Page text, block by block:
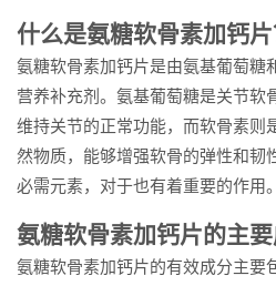
什么是氨糖软骨素加钙片
氨糖软骨素加钙片是由氨基葡萄糖
营养补充剂。氨基葡萄糖是关节软
维持关节的正常功能，而软骨素则
然物质，能够增强软骨的弹性和韧
必需元素，对于也有着重要的作用。
氨糖软骨素加钙片的主
氨糖软骨素加钙片的有效成分主要